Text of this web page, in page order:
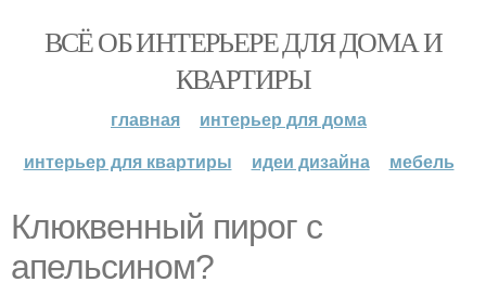
ВСЁ ОБ ИНТЕРЬЕРЕ ДЛЯ ДОМА И
КВАРТИРЫ
главная
интерьер для дома
интерьер для квартиры
идеи дизайна мебель
Клюквенный пирог с
апельсином?